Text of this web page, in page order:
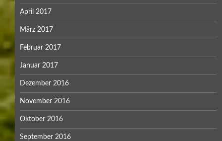
April 2017
März 2017
Februar 2017
Januar 2017
Dezember 2016
November 2016
Oktober 2016
September 2016